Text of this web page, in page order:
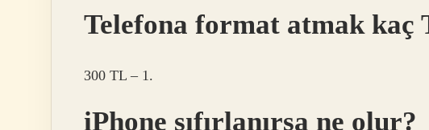
Telefona format atmak kaç
300 TL – 1.
iPhone sıfırlanırsa ne olur?